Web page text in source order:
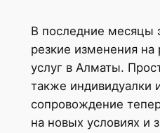
В последние месяцы
резкие изменения
услуг в Алматы.
также индивидуалки
сопровождение
на новых условиях и